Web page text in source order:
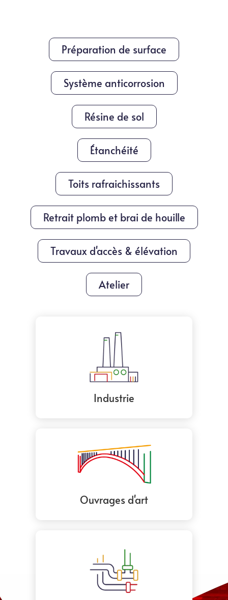
Préparation de surface
Système anticorrosion
Résine de sol
Étanchéité
Toits rafraichissants
Retrait plomb et brai de houille
Travaux d'accès & élévation
Atelier
Industrie
Ouvrages d'art